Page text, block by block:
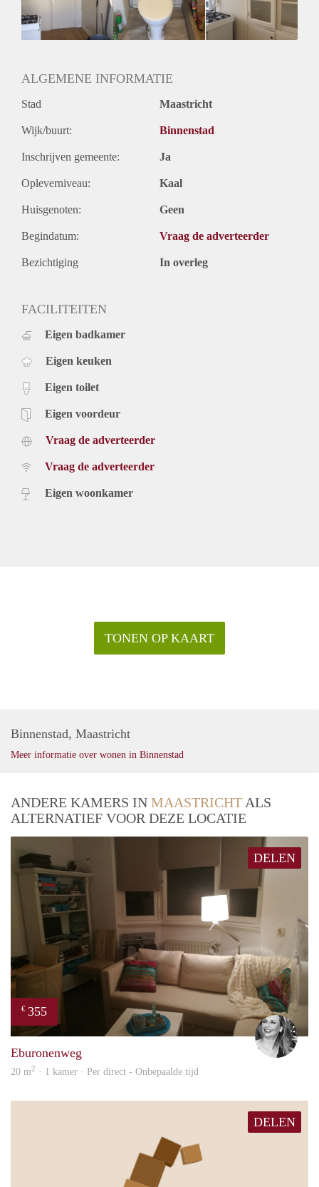
ALGEMENE INFORMATIE
Stad Maastricht
Wijk/buurt: Binnenstad
Inschrijven gemeente: Ja
Opleverniveau: Kaal
Huisgenoten: Geen
Begindatum: Vraag de adverteerder
Bezichtiging In overleg
FACILITEITEN
Eigen badkamer
Eigen keuken
Eigen toilet
Eigen voordeur
Vraag de adverteerder
Vraag de adverteerder
Eigen woonkamer
TONEN OP KAART
Binnenstad, Maastricht
Meer informatie over wonen in Binnenstad
ANDERE KAMERS IN MAASTRICHT ALS
ALTERNATIEF VOOR DEZE LOCATIE
DELEN
€ 355
Eburonenweg
20 m2 · 1 kamer · Per direct - Onbepaalde tijd
DELEN